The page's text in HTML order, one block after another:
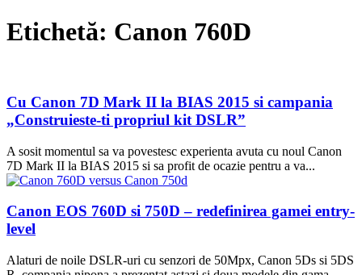
Etichetă: Canon 760D
Cu Canon 7D Mark II la BIAS 2015 si campania
„Construieste-ti propriul kit DSLR”
A sosit momentul sa va povestesc experienta avuta cu noul Canon
7D Mark II la BIAS 2015 si sa profit de ocazie pentru a va...
Canon EOS 760D si 750D – redefinirea gamei entry-
level
Alaturi de noile DSLR-uri cu senzori de 50Mpx, Canon 5Ds si 5DS